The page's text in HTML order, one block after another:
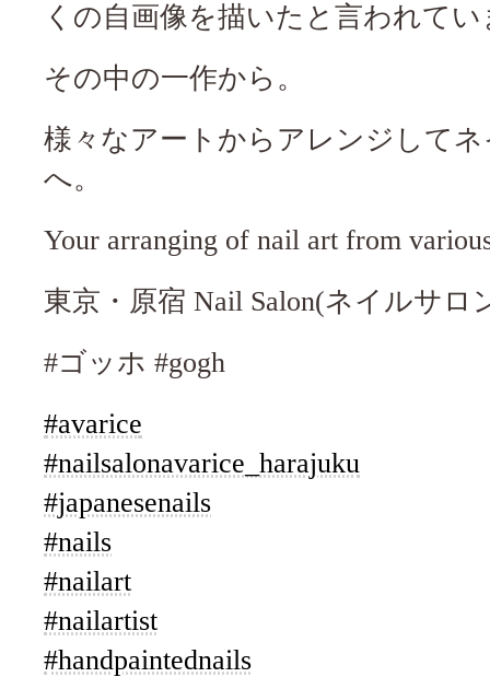
くの自画像を描いたと言われてい
その中の一作から。
様々なアートからアレンジして
へ。
Your arranging of nail art from
東京・原宿 Nail Salon(ネイルサロ
#ゴッホ #gogh
#avarice
#nailsalonavarice_harajuku
#japanesenails
#nails
#nailart
#nailartist
#handpaintednails